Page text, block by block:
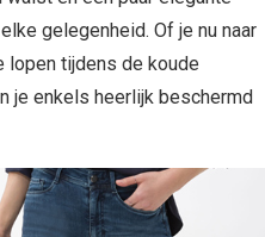
gelegenheid. Of je nu naar
lopen tijdens de koude
je enkels heerlijk beschermd